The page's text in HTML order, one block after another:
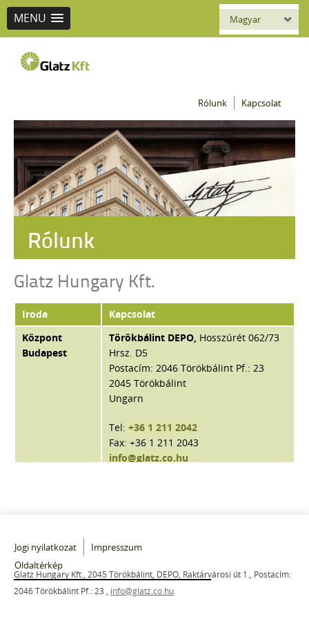
MENU
Rólunk Kapcsolat
Magyar
Rólunk
Glatz Hungary Kft.
Iroda
Kapcsolat
Központ
Budapest
Törökbálint DEPO, Hosszúrét 062/73
Hrsz. D5
Postacím: 2046 Törökbálint Pf.: 23
2045 Törökbálint
Ungarn
Tel: +36 1 211 2042
Fax: +36 1 211 2043
info@glatz.co.hu
Jogi nyilatkozat
Impresszum
Oldaltérkép
Glatz Hungary Kft., 2045 Törökbálint, DEPO, Raktárvárosi út 1., Postacím:
2046 Törökbálint Pf.: 23
info@glatz.co.hu